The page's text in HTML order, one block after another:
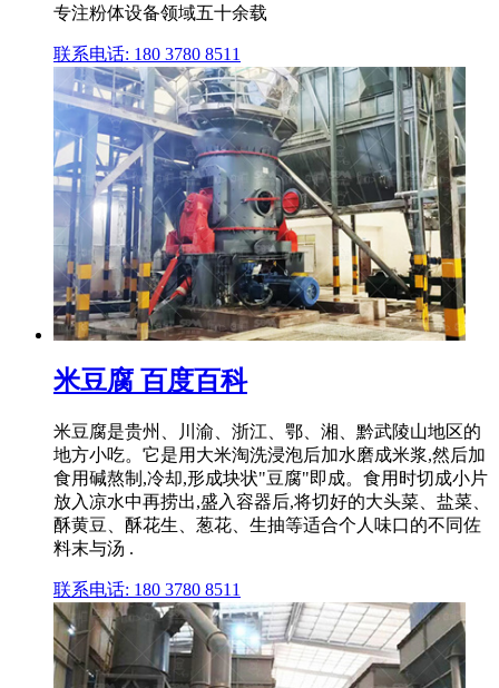
专注粉体设备领域五十余载
联系电话: 180 3780 8511
米豆腐 百度百科
米豆腐是贵州、川渝、浙江、鄂、湘、黔武陵山地区的
地方小吃。它是用大米淘洗浸泡后加水磨成米浆,然后加
食用碱熬制,冷却,形成块状"豆腐"即成。食用时切成小片
放入凉水中再捞出,盛入容器后,将切好的大头菜、盐菜、
酥黄豆、酥花生、葱花、生抽等适合个人味口的不同佐
料末与汤 .
联系电话: 180 3780 8511